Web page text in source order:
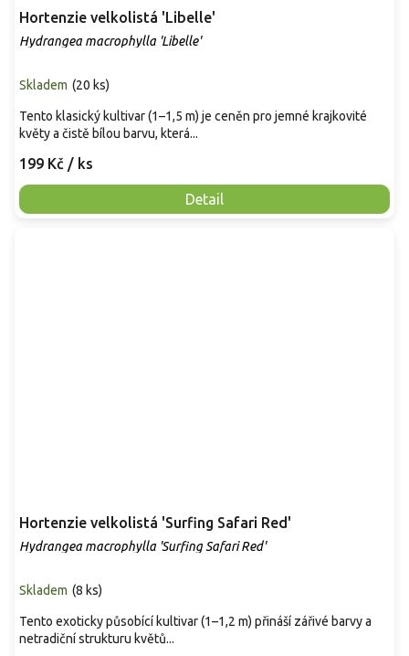
Hortenzie velkolistá 'Libelle'
Hydrangea macrophylla 'Libelle'
Skladem (20 ks)
199 Kč / ks
Detail
Tento klasický kultivar (1–1,5 m) je ceněn pro jemné krajkovité
květy a čistě bílou barvu, která...
Hortenzie velkolistá 'Surfing Safari Red'
Hydrangea macrophylla 'Surfing Safari Red'
Skladem (8 ks)
Tento exoticky působící kultivar (1–1,2 m) přináší zářivé barvy a
netradiční strukturu květů...